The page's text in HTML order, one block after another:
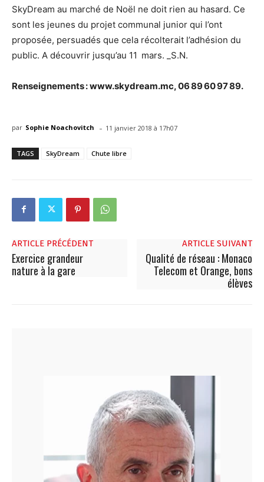
SkyDream au marché de Noël ne doit rien au hasard. Ce
sont les jeunes du projet communal junior qui l’ont
proposée, persuadés que cela récolterait l’adhésion du
public. A découvrir jusqu’au 11 mars. _S.N.
Renseignements : www.skydream.mc, 06 89 60 97 89.
par Sophie Noachovitch - 11 janvier 2018 à 17h07
TAGS SkyDream Chute libre
ARTICLE PRÉCÉDENT
Exercice grandeur
nature à la gare
ARTICLE SUIVANT
Qualité de réseau : Monaco
Telecom et Orange, bons
élèves